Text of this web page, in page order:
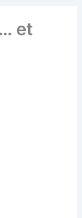
et